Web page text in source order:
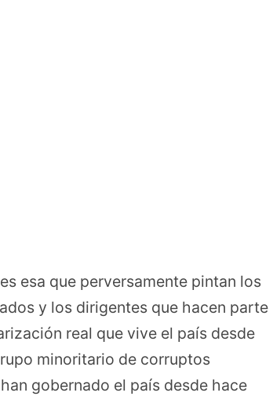
esa que perversamente pintan los
y los dirigentes que hacen parte
real que vive el país desde
minoritario de corruptos
gobernado el país desde hace